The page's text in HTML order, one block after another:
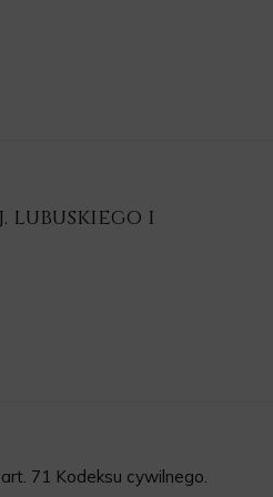
lubuskiego i
71 Kodeksu cywilnego.